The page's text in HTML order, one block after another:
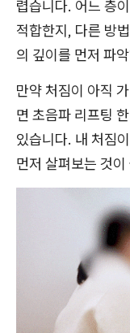
렵습니다. 어느 층
적합한지, 다른 방
의 깊이를 먼저 파
만약 처짐이 아직
면 초음파 리프팅
있습니다. 내 처짐
먼저 살펴보는 것